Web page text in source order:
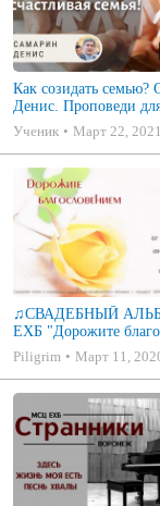
Как созидать семью?
Денис. Проповеди
МСЦ ЕХБ
Ученик Март 22, 2021
♫СВАДЕБНЫЙ
ЕХБ "Дорожите
- Христианские
Музыкальный диск.
Piligrim Март 11,